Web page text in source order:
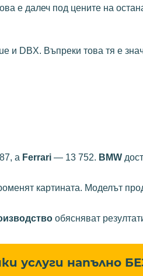
е далеч под цените на
и DBX. Въпреки това тя е
а Ferrari — 13 752. BMW
картината. Моделът
обясняват
услуги напълно